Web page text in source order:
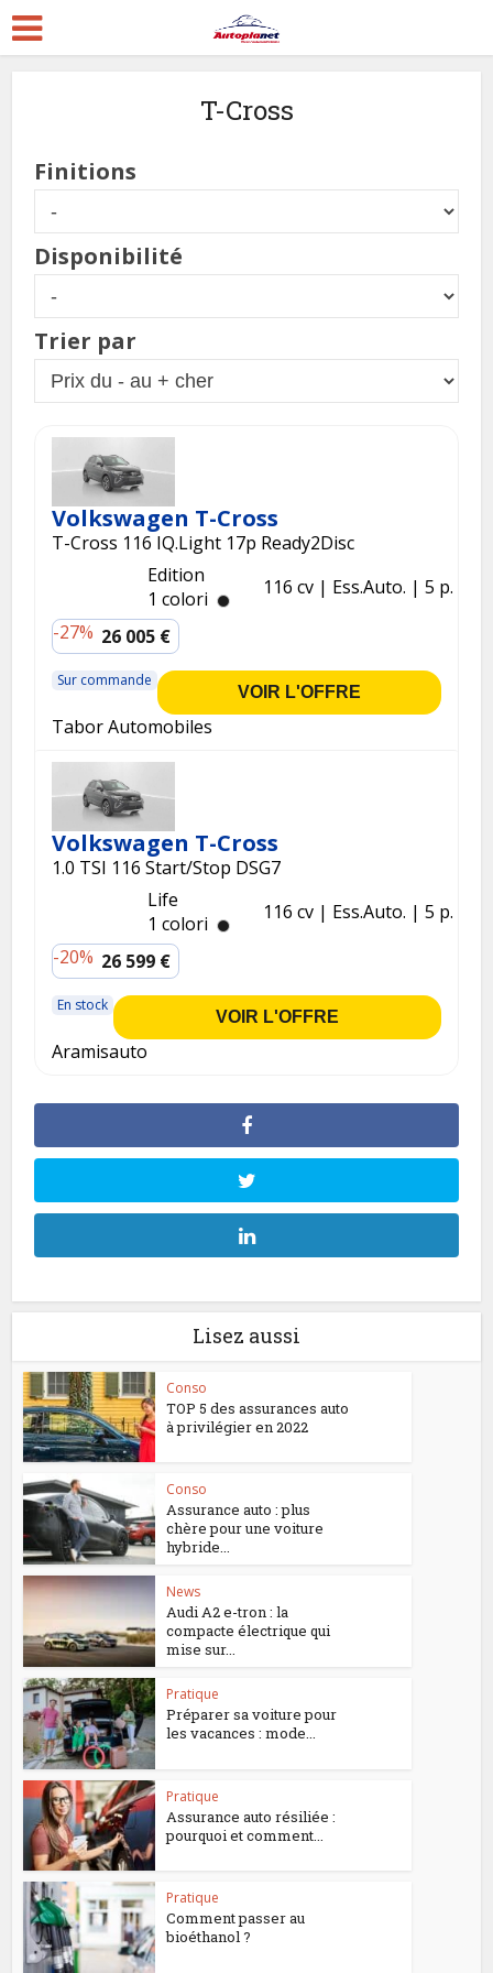
T-Cross
Finitions
Disponibilité
Trier par
Volkswagen T-Cross
T-Cross 116 IQ.Light 17p Ready2Disc
Edition
1 colori
116 cv Ess.Auto.
5 p.
-27% 26 005 €
Sur commande
VOIR L'OFFRE
Tabor Automobiles
Volkswagen T-Cross
1.0 TSI 116 Start/Stop DSG7
Life
1 colori
116 cv Ess.Auto.
5 p.
-20% 26 599 €
En stock
VOIR L'OFFRE
Aramisauto
Lisez aussi
Conso
TOP 5 des assurances auto
à privilégier en 2022
Conso
Assurance auto : plus
chère pour une voiture
hybride...
News
Audi A2 e-tron : la
compacte électrique qui
mise sur...
Pratique
Préparer sa voiture pour
les vacances : mode...
Pratique
Assurance auto résiliée :
pourquoi et comment...
Pratique
Comment passer au
bioéthanol ?